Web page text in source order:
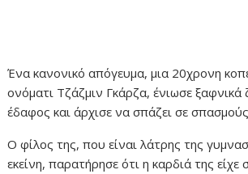
Ένα κανονικό απόγευμα, μια 20χρονη
ονόματι Τζάζμιν Γκάρζα, ένιωσε ξαφνικά
έδαφος και άρχισε να σπάζει σε
Ο φίλος της, που είναι λάτρης της
εκείνη, παρατήρησε ότι η καρδιά της είχε